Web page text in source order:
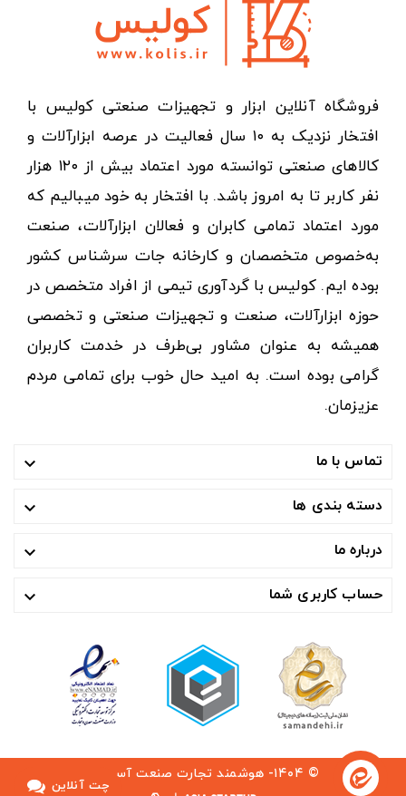
فروشگاه آنلاین ابزار و تجهیزات صنعتی کولیس با
افتخار نزدیک به ۱۰ سال فعالیت در عرصه ابزارآلات و
کالاهای صنعتی توانسته مورد اعتماد بیش از ۱۲۰ هزار
نفر کاربر تا به امروز باشد. با افتخار به خود میبالیم که
مورد اعتماد تمامی کابران و فعالان ابزارآلات، صنعت
به‌خصوص متخصصان و کارخانه جات سرشناس کشور
بوده ایم. کولیس با گردآوری تیمی از افراد متخصص در
حوزه ابزارآلات، صنعت و تجهیزات صنعتی و تخصصی
همیشه به عنوان مشاور بی‌طرف در خدمت کاربران
گرامی بوده است. به امید حال خوب برای تمامی مردم
عزیزمان.
تماس با ما 
دسته بندی ها 
درباره ما 
حساب کاربری شما 
© ۱۴۰۴- هوشمند تجارت صنعت آسیا ™
چت آنلاین